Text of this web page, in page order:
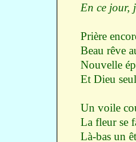
En ce jour,
Prière
Beau rêve
Nouvelle
Et Dieu
Un voile
La fleur se
Là-bas un